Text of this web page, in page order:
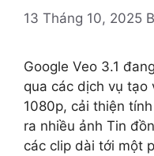
13 Tháng 10, 2025
Google Veo 3.1
qua các dịch vụ tạo
1080p, cải thiện
ra nhiều ảnh Tin
các clip dài tới một